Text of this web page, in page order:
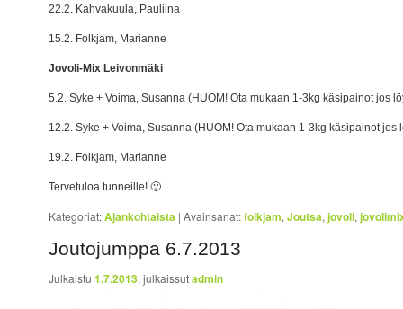
22.2. Kahvakuula, Pauliina
15.2. Folkjam, Marianne
Jovoli-Mix Leivonmäki
5.2. Syke + Voima, Susanna (HUOM! Ota mukaan 1-3kg käsipainot jos
12.2. Syke + Voima, Susanna (HUOM! Ota mukaan 1-3kg käsipainot jos
19.2. Folkjam, Marianne
Tervetuloa tunneille! 🙂
Kategoriat:Ajankohtaista |Avainsanat:folkjam,Joutsa,jovoli,
Joutojumppa 6.7.2013
Julkaistu1.7.2013, julkaissutadmin